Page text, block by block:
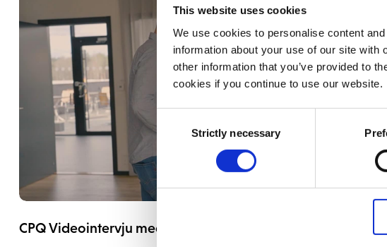
This website uses cookies
We use cookies to personalise content
information about your use of our site
other information that you’ve provided to
cookies if you continue to use our website.
SelectionStrictly necessary
CPQ Videointervju med MP Bolagen
Expodul
till sig
Digital